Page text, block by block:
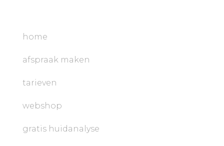
home
afspraak maken
tarieven
webshop
gratis huidanalyse